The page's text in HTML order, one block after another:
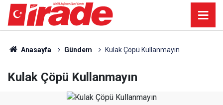
Anasayfa Gündem Kulak Çöpü Kullanmayın
Kulak Çöpü Kullanmayın